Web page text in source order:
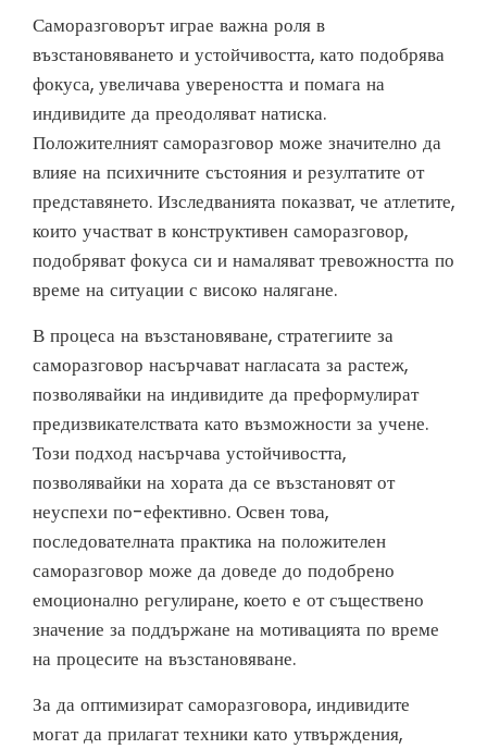
Саморазговорът играе важна роля в
възстановяването и устойчивостта, като подобрява
фокуса, увеличава увереността и помага на
индивидите да преодоляват натиска.
Положителният саморазговор може значително да
влияе на психичните състояния и резултатите от
представянето. Изследванията показват, че атлетите,
които участват в конструктивен саморазговор,
подобряват фокуса си и намаляват тревожността по
време на ситуации с високо налягане.
В процеса на възстановяване, стратегиите за
саморазговор насърчават нагласата за растеж,
позволявайки на индивидите да преформулират
предизвикателствата като възможности за учене.
Този подход насърчава устойчивостта,
позволявайки на хората да се възстановят от
неуспехи по-ефективно. Освен това,
последователната практика на положителен
саморазговор може да доведе до подобрено
емоционално регулиране, което е от съществено
значение за поддържане на мотивацията по време
на процесите на възстановяване.
За да оптимизират саморазговора, индивидите
могат да прилагат техники като утвърждения,